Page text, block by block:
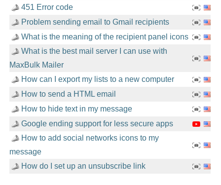
451 Error code
Problem sending email to Gmail recipients
What is the meaning of the recipient panel icons
What is the best mail server I can use with
MaxBulk Mailer
How can I export my lists to a new computer
How to send a HTML email
How to hide text in my message
Google ending support for less secure apps
How to add social networks icons to my
message
How do I set up an unsubscribe link